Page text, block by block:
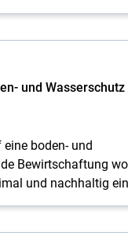
und Wasserschutz
boden- und
Bewirtschaftung
und nachhaltig